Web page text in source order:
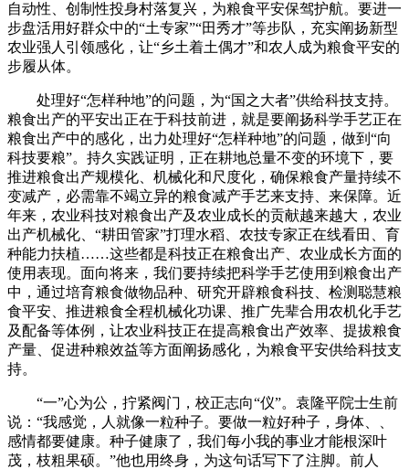
自动性、创制性投身村落复兴，为粮食平安保驾护航。要进一
步盘活用好群众中的“土专家”“田秀才”等步队，充实阐扬新型
农业强人引领感化，让“乡土着土偶才”和农人成为粮食平安的
步履从体。
处理好“怎样种地”的问题，为“国之大者”供给科技支持。
粮食出产的平安出正在于科技前进，就是要阐扬科学手艺正在
粮食出产中的感化，出力处理好“怎样种地”的问题，做到“向
科技要粮”。持久实践证明，正在耕地总量不变的环境下，要
推进粮食出产规模化、机械化和尺度化，确保粮食产量持续不
变减产，必需靠不竭立异的粮食减产手艺来支持、来保障。近
年来，农业科技对粮食出产及农业成长的贡献越来越大，农业
出产机械化、“耕田管家”打理水稻、农技专家正在线看田、育
种能力扶植……这些都是科技正在粮食出产、农业成长方面的
使用表现。面向将来，我们要持续把科学手艺使用到粮食出产
中，通过培育粮食做物品种、研究开辟粮食科技、检测聪慧粮
食平安、推进粮食全程机械化功课、推广先辈合用农机化手艺
及配备等体例，让农业科技正在提高粮食出产效率、提拔粮食
产量、促进种粮效益等方面阐扬感化，为粮食平安供给科技支
持。
“一”心为公，拧紧阀门，校正志向“仪”。袁隆平院士生前
说：“我感觉，人就像一粒种子。要做一粒好种子，身体、、
感情都要健康。种子健康了，我们每小我的事业才能根深叶
茂，枝粗果硕。”他也用终身，为这句话写下了注脚。前人